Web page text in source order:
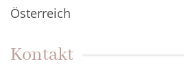
Österreich
Kontakt